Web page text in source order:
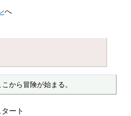
へ
から冒険が始まる。
ート